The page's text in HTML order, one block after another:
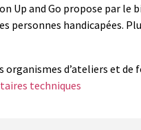
Up and Go propose par le
personnes handicapées.
organismes d’ateliers et
techniques